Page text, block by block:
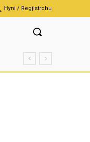
Hyni / Regjistrohu